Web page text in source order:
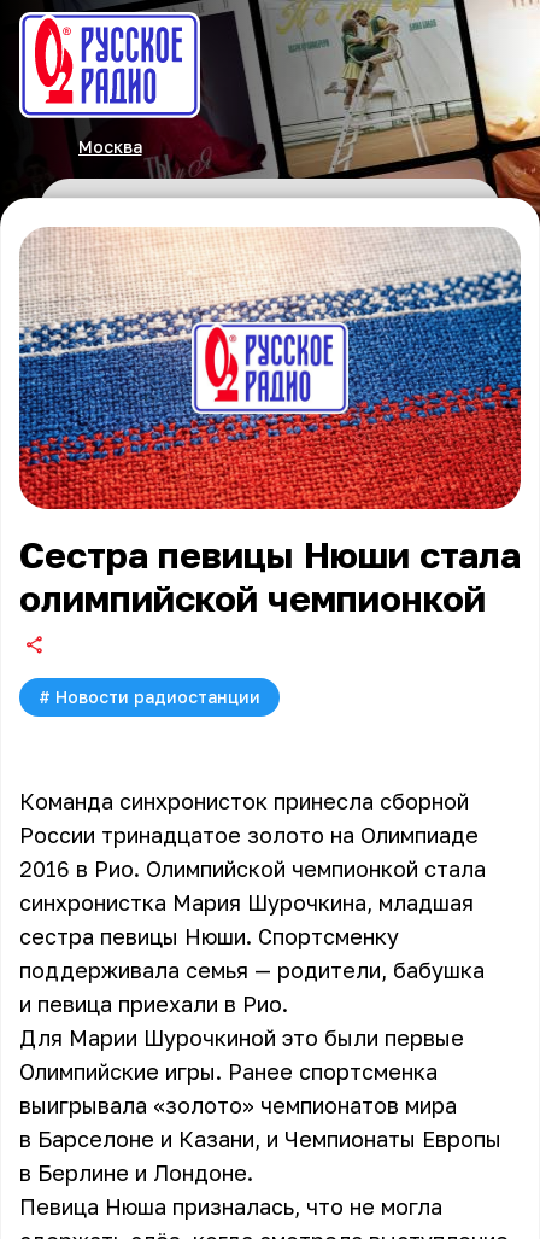
Москва
Сестра певицы Нюши стала
олимпийской чемпионкой
# Новости радиостанции
Команда синхронисток принесла сборной
России тринадцатое золото на Олимпиаде
2016 в Рио. Олимпийской чемпионкой стала
синхронистка Мария Шурочкина, младшая
сестра певицы Нюши. Спортсменку
поддерживала семья — родители, бабушка
и певица приехали в Рио.
Для Марии Шурочкиной это были первые
Олимпийские игры. Ранее спортсменка
выигрывала «золото» чемпионатов мира
в Барселоне и Казани, и Чемпионаты Европы
в Берлине и Лондоне.
Певица Нюша призналась, что не могла